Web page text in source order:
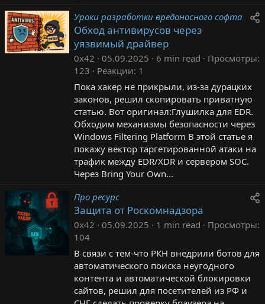
Уроки разработки вредоносного софта
Обход антивирусов через
уязвимый драйвер
0x42 05.09.2025 6 min read
Просмотры
123
Реакции 1
Пока хакер не прикрыли, из-за дурацких
законов, решил скопировать приватную
статью. Вот оригинал:Глушилка для EDR.
Обходим механизмы безопасности через
Windows Filtering Platform В этой статье я
покажу вектор таргетированной атаки на
трафик между EDR/XDR и сервером SOC.
Через Bring Your Own...
Про ресурс
Защита от Роскомнадзора
0x42 05.09.2025 1 min read
Просмотры
104
В связи с тем-что РКН внедрили ботов для
автоматического поиска неугодного
контента и автоматической блокировки
сайтов, решил для посетителей из РФ и